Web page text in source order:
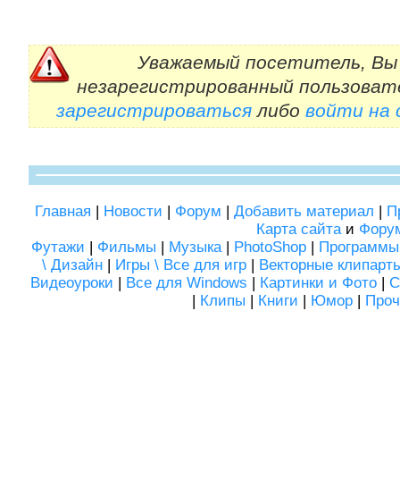
Уважаемый посетитель, Вы
незарегистрированный
зарегистрироватьсялибо войти на
Главная | Новости | Форум | Добавить материал |
Карта сайтаи
Футажи | Фильмы | Музыка| PhotoShop | Программы
\ Дизайн | Игры \ Все для игр | Векторные
Видеоуроки | Все для Windows | Картинки и Фото|
| Клипы | Книги | Юмор |